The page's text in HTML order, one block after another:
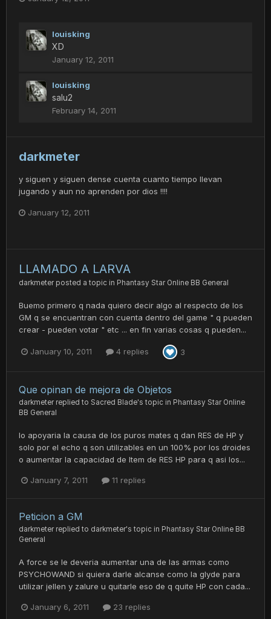
louisking
XD
January 12, 2011
louisking
salu2
February 14, 2011
darkmeter
y siguen y siguen dense cuenta cuanto tiempo llevan
jugando y aun no aprenden por dios !!!!
January 12, 2011
LLAMADO A LARVA
darkmeter posted a topic in Phantasy Star Online BB General
Buemo primero q nada quiero decir algo al respecto de los
GM q se encuentran con cuenta dentro del game " q pueden
crear - pueden votar " etc ... en fin varias cosas q pueden...
January 10, 2011 4 replies 3
Que opinan de mejora de Objetos
darkmeter replied to Sacred Blade's topic in Phantasy Star Online
BB General
Io apoyaria la causa de los puros mates q dan RES de HP y
solo por el echo q son utilizables en un 100% por los droides
o aumentar la capacidad de Item de RES HP para q asi los...
January 7, 2011 11 replies
Peticion a GM
darkmeter replied to darkmeter's topic in Phantasy Star Online BB
General
A force se le deveria aumentar una de las armas como
PSYCHOWAND si quiera darle alcanse como la glyde para
utilizar jellen y zalure u quitarle eso de q quite HP con cada...
January 6, 2011 23 replies